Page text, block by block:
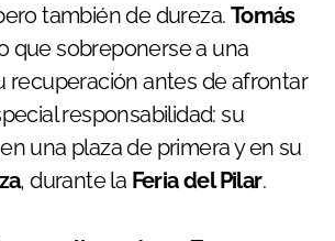
también de dureza. Tomás
que sobreponerse a una
recuperación antes de afrontar
responsabilidad: su
una plaza de primera y en su
, durante la Feria del Pilar.